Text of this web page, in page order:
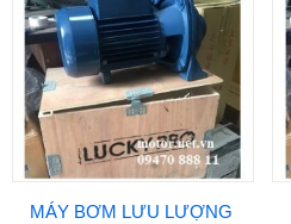
MÁY BƠM LƯU LƯỢNG